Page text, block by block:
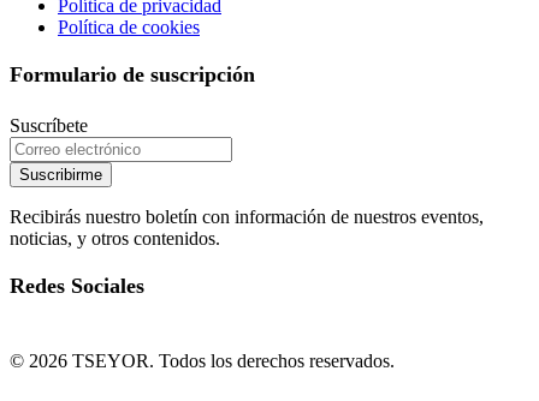
Política de privacidad
Política de cookies
Formulario de suscripción
Suscríbete
Suscribirme
Recibirás nuestro boletín con información de nuestros eventos,
noticias, y otros contenidos.
Redes Sociales
© 2026 TSEYOR. Todos los derechos reservados.